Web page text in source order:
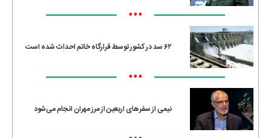
•••
۶۲ سد در کشور توسط قرارگاه خاتم احداث شده است
•••
نیمی از سفرهای اربعین از مرز مهران انجام می‌شود